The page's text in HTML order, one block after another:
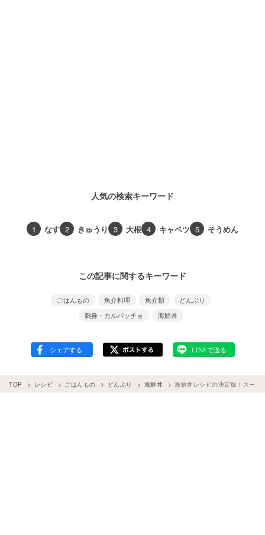
人気の検索キーワード
1 なす 2 きゅうり 3 大根 4 キャベツ 5 そうめん
この記事に関するキーワード
ごはんもの 魚介料理 魚介類
どんぶり
刺身・カルパッチョ
海鮮丼
TOP レシピ ごはんもの どんぶり 海鮮丼 海鮮丼レシピの決定版！スーパ